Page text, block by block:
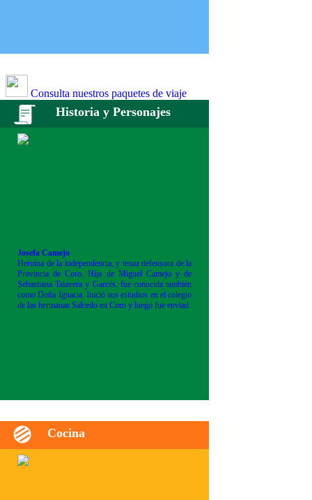
Consulta nuestros paquetes de viaje
Historia y Personajes
Josefa Camejo
Heroína de la independencia, y tenaz defensora de la
Provincia de Coro. Hija de Miguel Camejo y de
Sebastiana Talavera y Garcés, fue conocida también
como Doña Ignacia. Inició sus estudios en el colegio
de las hermanas Salcedo en Coro y luego fue enviad
Cocina